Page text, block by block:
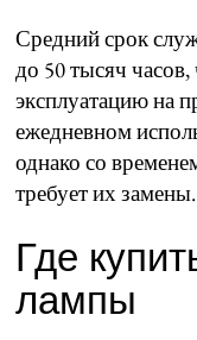
Средний срок
до 50 тысяч
эксплуатацию на
ежедневном
однако со
требует их замены.
Где
лампы